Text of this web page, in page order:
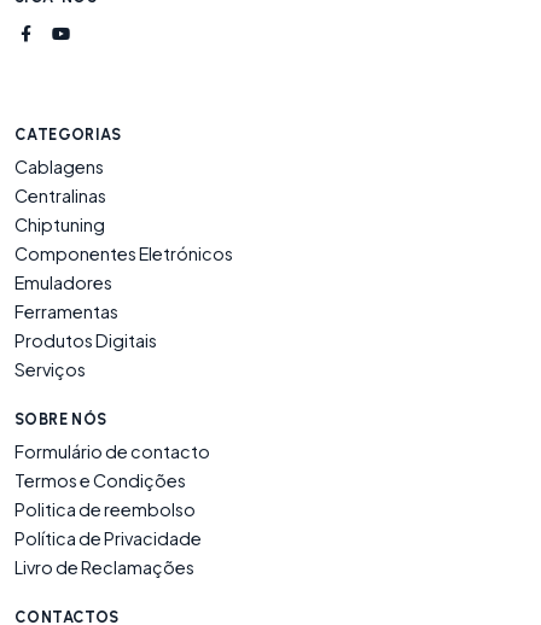
CATEGORIAS
Cablagens
Centralinas
Chiptuning
Componentes Eletrónicos
Emuladores
Ferramentas
Produtos Digitais
Serviços
SOBRE NÓS
Formulário de contacto
Termos e Condições
Politica de reembolso
Política de Privacidade
Livro de Reclamações
CONTACTOS